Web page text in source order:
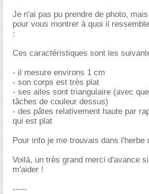
Je n'ai pas pu prendre de photo,
pour vous montrer à quoi il
:
Ces caractéristiques sont les
- il mesure environs 1 cm
- son corps est très plat
- ses ailes sont triangulaire (avec
tâches de couleur dessus)
- des pâtes relativement haute par
qui est plat
Pour info je me trouvais dans l'herbe
Voilà, un très grand merci d'avance
m'aider !
-----